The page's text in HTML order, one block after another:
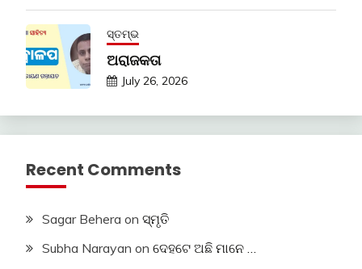
ସ୍ତମ୍ଭ
ଅରାଜକତା
July 26, 2026
Recent Comments
Sagar Behera on ସ୍ମୃତି
Subha Narayan on ଦେହଟେ ଅଛି ମାନେ …